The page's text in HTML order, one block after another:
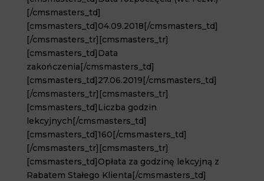
[/cmsmasters_td]
[cmsmasters_td]04.09.2018[/cmsmasters_td]
[/cmsmasters_tr][cmsmasters_tr]
[cmsmasters_td]Data
zakończenia[/cmsmasters_td]
[cmsmasters_td]27.06.2019[/cmsmasters_td]
[/cmsmasters_tr][cmsmasters_tr]
[cmsmasters_td]Liczba godzin
lekcyjnych[/cmsmasters_td]
[cmsmasters_td]160[/cmsmasters_td]
[/cmsmasters_tr][cmsmasters_tr]
[cmsmasters_td]Opłata za godzinę lekcyjną z
Rabatem Stałego Klienta[/cmsmasters_td]